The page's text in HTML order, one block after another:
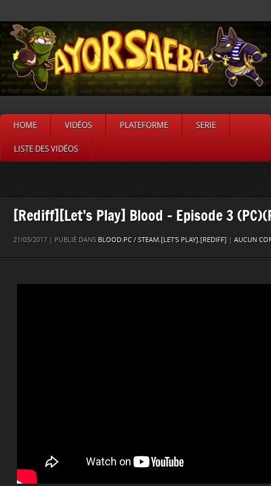
HOME VIDÉOS PLATEFORME SERIE
LISTE DES VIDÉOS
[Rediff][Let’s Play] Blood – Episode 3
21/03/2017 | PUBLIÉ DANS BLOOD,PC / STEAM,[LET'S PLAY],[REDIFF] AUCUN